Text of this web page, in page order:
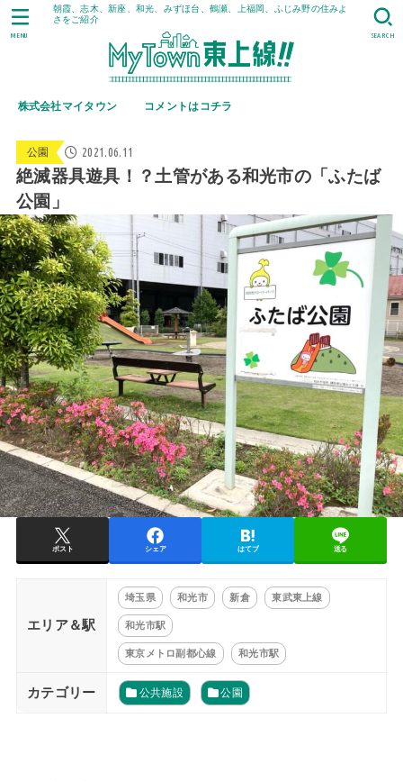
朝霞、志木、新座、和光、みずほ台、鶴瀬、上福岡、ふじみ野の住みよ
さをご紹介
株式会社マイタウン コメントはコチラ
SEARCH
MENU
公園 2021.06.11
絶滅器具遊具！？土管がある和光市の「ふたば
公園」
ポスト シェア はてブ 送る
エリア＆駅
埼玉県 和光市 新倉 東武東上線
和光市駅
東京メトロ副都心線 和光市駅
カテゴリー 公共施設 公園